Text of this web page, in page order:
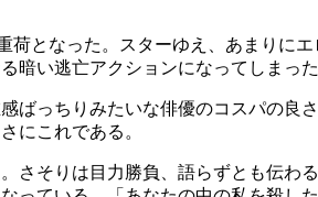
となった。スターゆえ、あまりに
暗い逃亡アクションになってしまった
ばっちりみたいな俳優のコスパの良
にこれである。
さそりは目力勝負、語らずとも伝わ